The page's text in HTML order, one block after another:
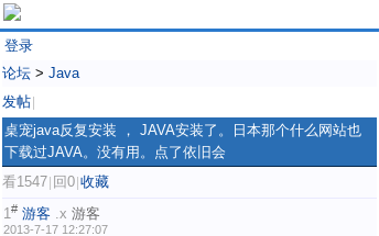
登录
论坛 > Java
发帖
桌宠java反复安装 ， JAVA安装了。日本那个什么网站也
下载过JAVA。没有用。点了依旧会
看1547 回0 收藏
1# 游客 .x 游客
2013-7-17 12:27:07